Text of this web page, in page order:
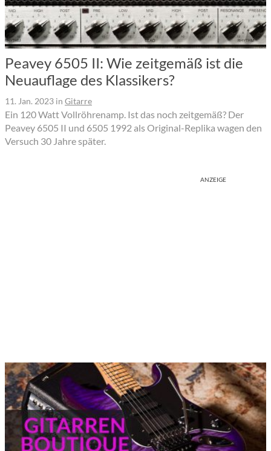
Peavey 6505 II: Wie zeitgemäß ist die
Neuauflage des Klassikers?
11. Jan. 2023 in Gitarre
Ein 120 Watt Vollröhrenamp. Ist das noch zeitgemäß? Der
Peavey 6505 II und 6505 1992 als Original-Replika wagen den
Versuch 30 Jahre später.
ANZEIGE